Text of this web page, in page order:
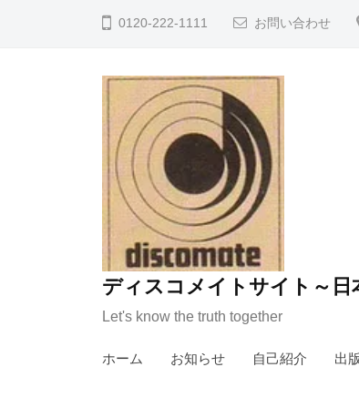
0120-222-1111 お問い合わせ
ディスコメイトサイト～
Let's know the truth together
ホーム お知らせ 自己紹介 出